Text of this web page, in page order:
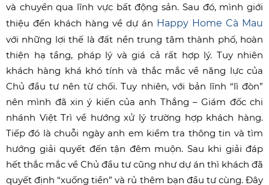
và chuyển qua lĩnh vực bất động sản. Sau đó, mình giới
thiệu đến khách hàng về dự án Happy Home Cà Mau
với những lợi thế là đất nền trung tâm thành phố, hoàn
thiện hạ tầng, pháp lý và giá cả rất hợp lý. Tuy nhiên
khách hàng khá khó tính và thắc mắc về năng lực của
Chủ đầu tư nên từ chối. Tuy nhiên, với bản lĩnh “lì đòn”
nên mình đã xin ý kiến của anh Thắng – Giám đốc chi
nhánh Việt Trì về hướng xử lý trường hợp khách hàng.
Tiếp đó là chuỗi ngày anh em kiểm tra thông tin và tìm
hướng giải quyết đến tận đêm muộn. Sau khi giải đáp
hết thắc mắc về Chủ đầu tư cũng như dự án thì khách đã
quyết định “xuống tiền” và rủ thêm bạn đầu tư cùng. Đây